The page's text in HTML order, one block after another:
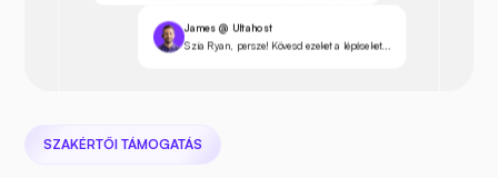
James @ Ultahost
Szia Ryan, persze! Kövesd ezeket a lépéseket...
SZAKÉRTŐI TÁMOGATÁS